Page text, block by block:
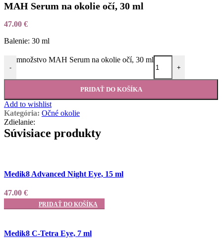
MAH Serum na okolie očí, 30 ml
47.00 €
Balenie: 30 ml
-
množstvo MAH Serum na okolie očí, 30 ml
+
PRIDAŤ DO KOŠÍKA
Add to wishlist
Kategória: Očné okolie
Zdielanie:
Súvisiace produkty
Medik8 Advanced Night Eye, 15 ml
47.00 €
PRIDAŤ DO KOŠÍKA
Medik8 C-Tetra Eye, 7 ml